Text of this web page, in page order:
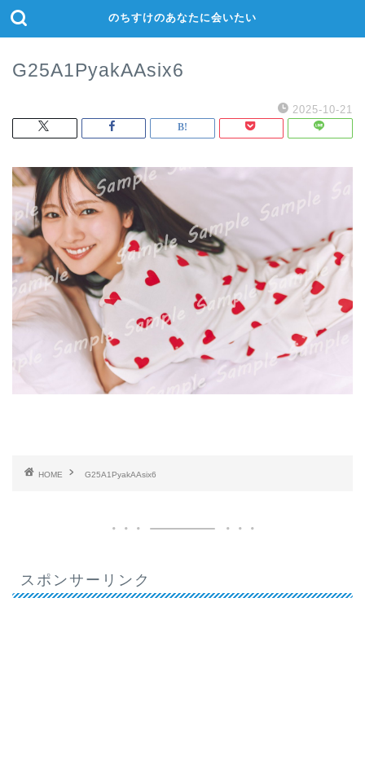
のちすけのあなたに会いたい
G25A1PyakAAsix6
2025-10-21
HOME G25A1PyakAAsix6
スポンサーリンク